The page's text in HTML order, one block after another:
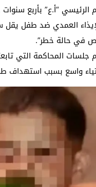
“أ.ع” بأربع سنوات
في حالة خطر”.
المحاكمة التي
واسع بسبب استهداف